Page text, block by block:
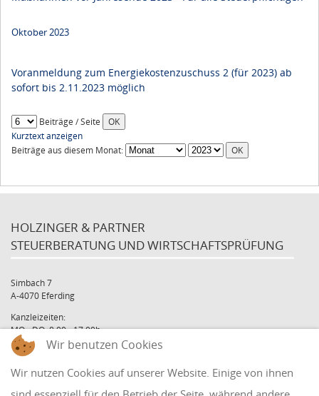
Oktober 2023
Voranmeldung zum Energiekostenzuschuss 2 (für 2023) ab
sofort bis 2.11.2023 möglich
Beiträge / Seite
Kurztext anzeigen
Beiträge aus diesem Monat:
HOLZINGER & PARTNER
STEUERBERATUNG UND WIRTSCHAFTSPRÜFUNG
Simbach 7
A-4070 Eferding
Kanzleizeiten:
MO - DO: 8:00 - 17:00h
FR: 8:00 - 12:00h
Tel: +43 7272 39 79 - 0
Fax: +43 7272 39 79 - 9
Wir benutzen Cookies
Wir nutzen Cookies auf unserer Website. Einige von ihnen